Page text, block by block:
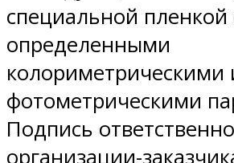
специальной пленкой
определенными
колориметрическими
фотометрическими
Подпись
организации-